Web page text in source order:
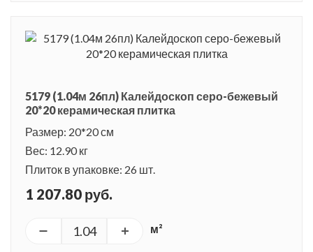
5179 (1.04м 26пл) Калейдоскоп серо-бежевый
20*20 керамическая плитка
Размер: 20*20 см
Вес: 12.90 кг
Плиток в упаковке: 26 шт.
1 207.80 руб.
м²